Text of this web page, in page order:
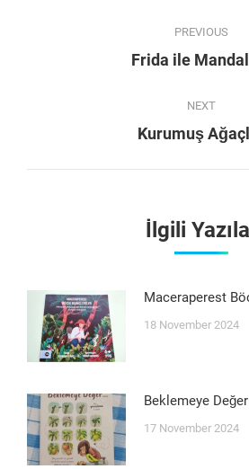
navigation
PREVIOUS
Frida ile
NEXT
Next
Kurumuş
İlgili
Maceraperest
18 November 2024
Beklemeye Değer
17 November 2024